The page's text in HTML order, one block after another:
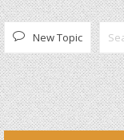
New Topic